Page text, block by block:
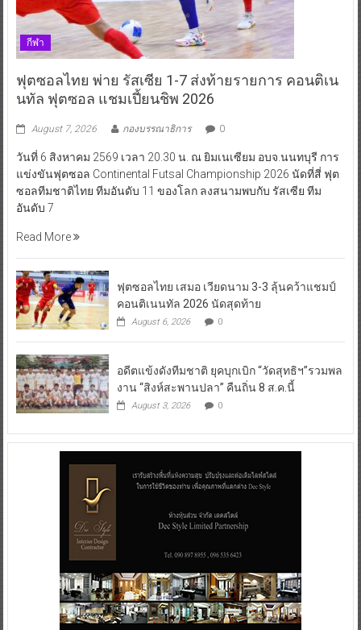
กีฬา
ฟุตซอลไทย พ่าย รัสเซีย 1-7 ส่งท้ายรายการ คอนติเน
นทัล ฟุตซอล แชมเปี้ยนชิพ 2026
August 7, 2026 กองบรรณาธิการ 0
วันที่ 6 สิงหาคม 2569 เวลา 20.30 น. ณ ยิมเนเซียม อบจ.นนทบุรี การ
แข่งขันฟุตซอล Continental Futsal Championship 2026 นัดที่สี่ ฟุต
ซอลทีมชาติไทย ทีมอันดับ 11 ของโลก ลงสนามพบกับ รัสเซีย ทีม
อันดับ 7
Read More
ฟุตซอลไทย เสมอ เวียดนาม 3-3 ลุ้นคว้าแชมป์
คอนติเนนทัล 2026 นัดสุดท้าย
August 6, 2026 0
อดีตแข้งดังทีมชาติ ยุคบุกเบิก “วัดสุทธิฯ”รวมพล
งาน “สิงห์สะพานปลา” คืนถิ่น 8 ส.ค.นี้
August 3, 2026 0